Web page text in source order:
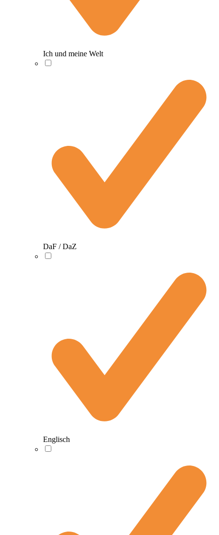
Ich und meine Welt
DaF / DaZ
Englisch